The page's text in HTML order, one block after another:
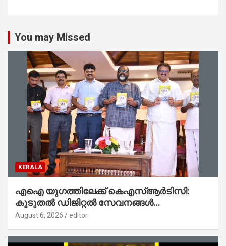
You may Missed
KERALA
എഐ യുഗത്തിലേക്ക് കെഎസ്ആർടിസി:
കൂടുതൽ ഡിജിറ്റൽ സേവനങ്ങൾ
ജനങ്ങളിലേക്കെത്തിക്കും – മന്ത്രി സി പി
August 6, 2026 editor